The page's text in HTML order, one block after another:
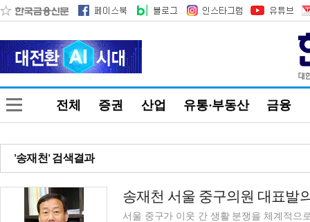
전체 증권 산업 유통·부동산 금융
'송재천' 검색결과
송재천 서울 중구의원 대표발
서울 중구가 이웃 간 생활 분쟁을 체계적으